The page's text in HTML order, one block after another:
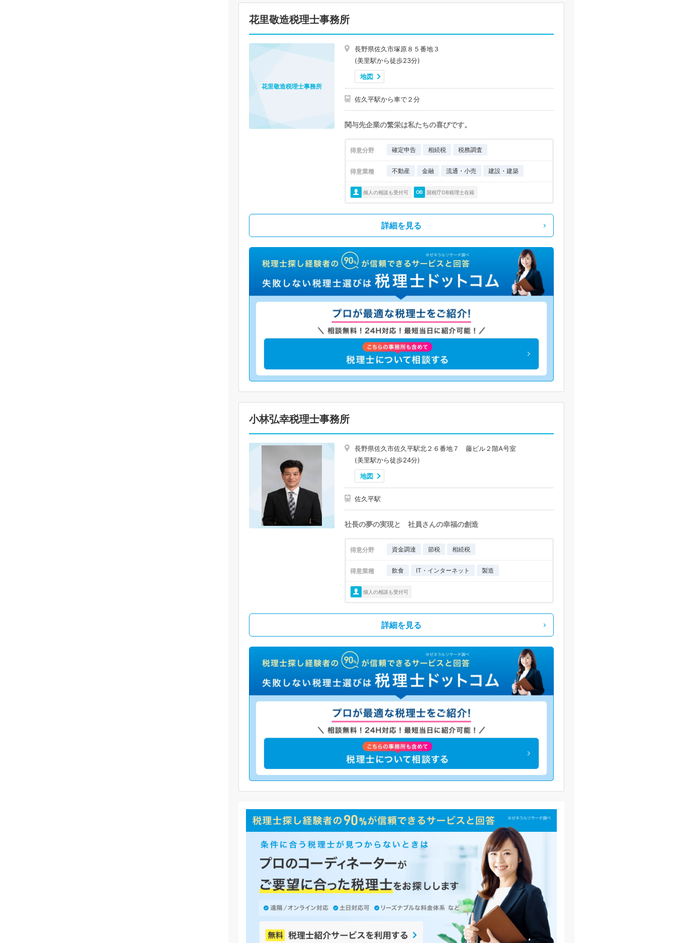
花里敬造税理士事務所
長野県佐久市塚原８５番地３
(美里駅から徒歩23分)
地図
佐久平駅から車で２分
関与先企業の繁栄は私たちの喜びです。
得意分野 確定申告 相続税 税務調査
得意業種 不動産 金融 流通・小売 建設・建築
個人の相談も受付可 国税庁OB税理士在籍
花里敬造税理士事務所
詳細を見る
小林弘幸税理士事務所
長野県佐久市佐久平駅北２６番地７ 藤ビル２階A号室
(美里駅から徒歩24分)
地図
佐久平駅
社長の夢の実現と 社員さんの幸福の創造
得意分野 資金調達 節税 相続税
得意業種 飲食 IT・インターネット 製造
個人の相談も受付可
詳細を見る